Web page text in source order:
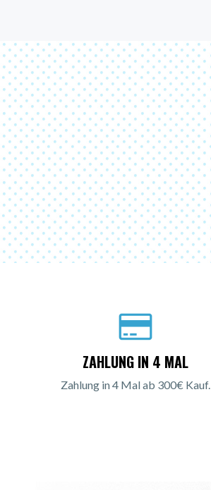
ZAHLUNG IN 4 MAL
Zahlung in 4 Mal ab 300€ Kauf.